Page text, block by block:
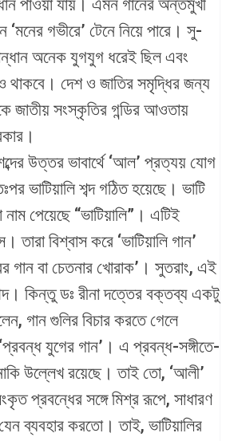
পাওয়া যায়। এমন গানের অন্তর্মুখী
গভীরে’ টেনে নিয়ে পারে। সু-
অনেক যুগযুগ ধরেই ছিল এবং
দেশ ও জাতির সমৃদ্ধির জন্য
জাতীয় সংস্কৃতির গন্ডির আওতায়
উত্তর ভাবার্থে ‘আল’ প্রত্যয় যোগ
ভাটিয়ালি শব্দ গঠিত হয়েছে। ভাটি
পেয়েছে “ভাটিয়ালি”। এটিই
তারা বিশ্বাস করে ‘ভাটিয়ালি গান’
গান বা চেতনার খোরাক’। সুতরাং, এই
কিন্তু ডঃ রীনা দত্তের বক্তব্য একটু
গান গুলির বিচার করতে গেলে
যুগের গান’। এ প্রবন্ধ-সঙ্গীতে-
উল্লেখ রয়েছে। তাই তো, ‘আলী’
প্রবন্ধের সঙ্গে মিশ্র রূপে, সাধারণ
ব্যবহার করতো। তাই, ভাটিয়ালির